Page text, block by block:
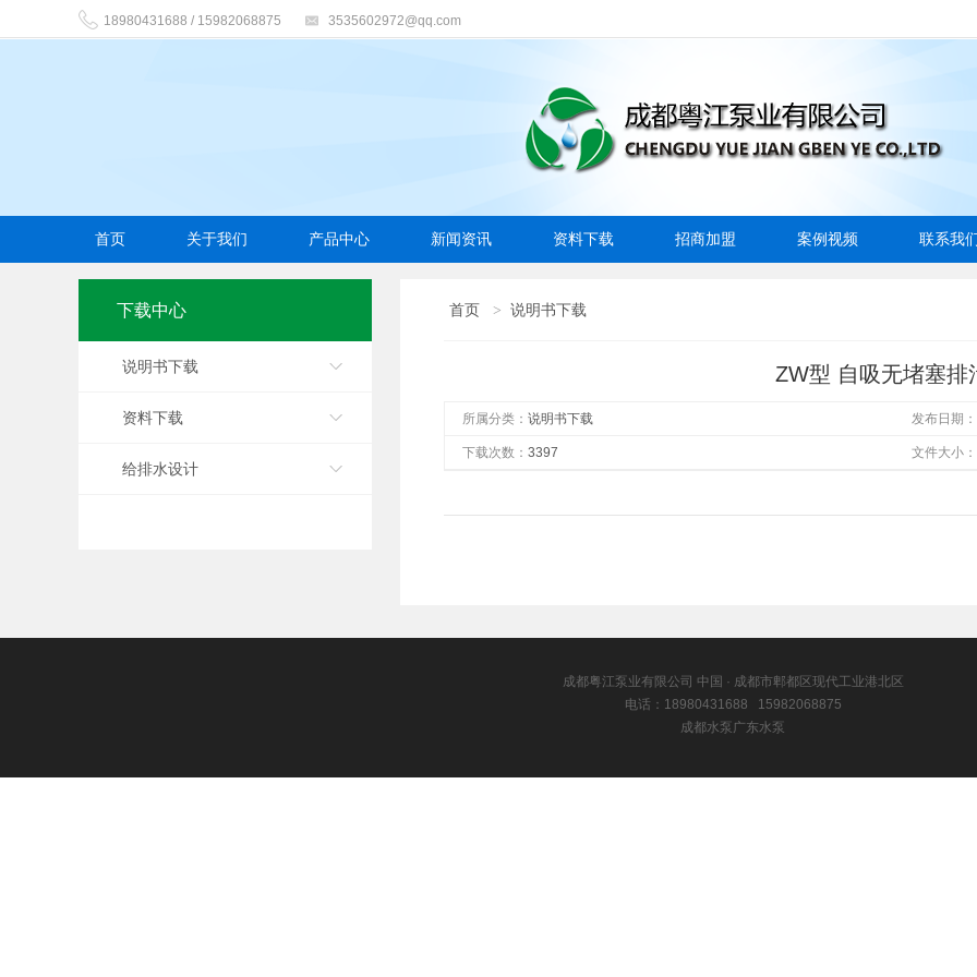
18980431688 / 15982068875 3535602972@qq.com
首页 关于我们 产品中心 新闻资讯 资料下载 招商加盟 案例视频 联系我
下载中心
说明书下载
资料下载
给排水设计
首页 > 说明书下载
ZW型 自吸无堵塞排
所属分类：说明书下载 发布日期：
下载次数：3397 文件大小：
成都粤江泵业有限公司 中国 · 成都市郫都区现代工业港北区
电话：18980431688 15982068875
成都水泵广东水泵